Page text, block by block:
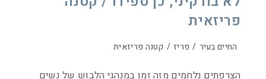
פריזאית
החיים בעיר / פריז / קטנה פריזאית
הצרפתים נלחמים מזה זמן במנהגי הלבוש של נשים